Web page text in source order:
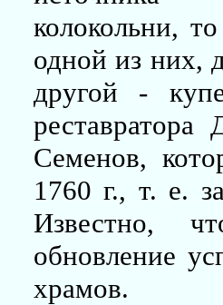
колокольни,
одной из них,
другой -
Семенов,
1760 г., т. е.
Известно,
обновление
храмов.